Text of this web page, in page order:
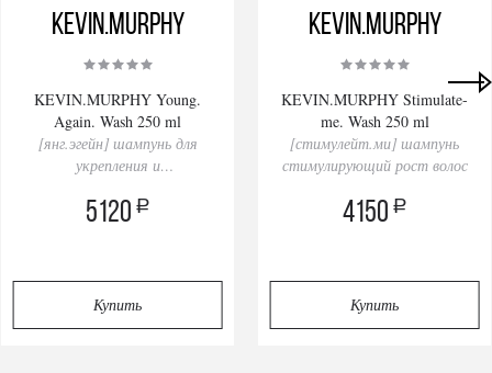
KEVIN.MURPHY
KEVIN.MURPHY Young.
Again. Wash 250 ml
[янг.эгейн] шампунь для
укрепления и
волос
5120 a
Купить
KEVIN.MURPHY
KEVIN.MURPHY Stimulate-
me. Wash 250 ml
[стимулейт.ми] шампунь
стимулирующий рост волос
4150 a
Купить